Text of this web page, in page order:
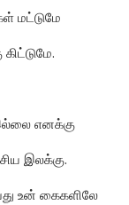
மட்டுமே
எனக்கு
இலக்கு.
உன் கைகளிலே